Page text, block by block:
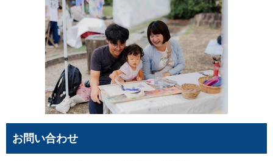
お問い合わせ